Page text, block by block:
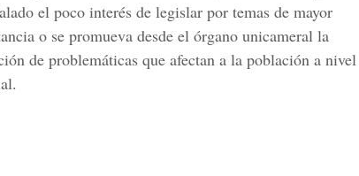
el poco interés de legislar por temas de mayor
o se promueva desde el órgano unicameral la
de problemáticas que afectan a la población a nivel